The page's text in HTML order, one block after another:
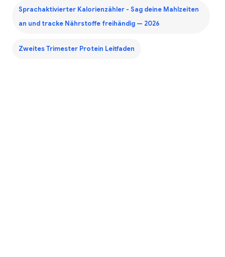
Sprachaktivierter Kalorienzähler - Sag deine Mahlzeiten
an und tracke Nährstoffe freihändig — 2026
Zweites Trimester Protein Leitfaden